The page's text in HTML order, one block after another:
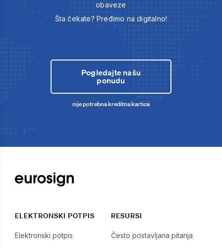
obaveze
Šta čekate? Pređimo na digitalno!
Pogledajte našu
ponudu
nije potrebna kreditna kartica
ELEKTRONSKI POTPIS
Elektronski potpis
RESURSI
Često postavljana pitanja